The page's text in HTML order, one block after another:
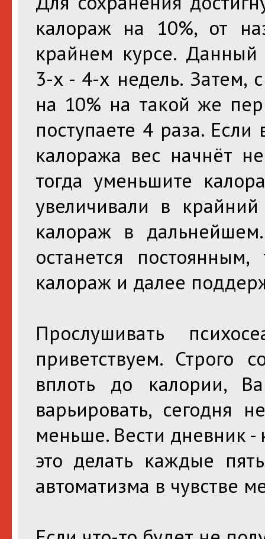
калораж на 10%, от
крайнем курсе.
3-х - 4-х недель. Затем,
на 10% на такой же
поступаете 4 раза.
калоража вес начнёт
тогда уменьшите
увеличивали в
калораж в
останется
калораж и далее
Прослушивать
приветствуем. Строго
вплоть до калории,
варьировать, сегодня
меньше. Вести дневник -
это делать каждые
автоматизма в чувстве